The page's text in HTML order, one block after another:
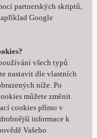
partnerských skriptů,
Google
všech typů
nastavit dle vlastních
níže. Po
můžete změnit
cookies přímo v
informace k
Vašeho